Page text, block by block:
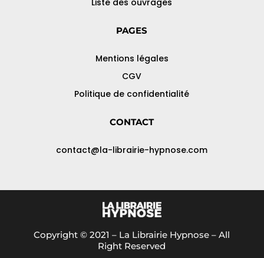
PAGES
Mentions légales
CGV
Politique de confidentialité
CONTACT
contact@la-librairie-hypnose.com
Copyright © 2021 – La Librairie Hypnose – All
Right Reserved